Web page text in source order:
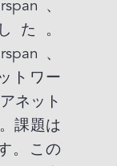
、
た。
、
トワー
ネット
課題は
。この